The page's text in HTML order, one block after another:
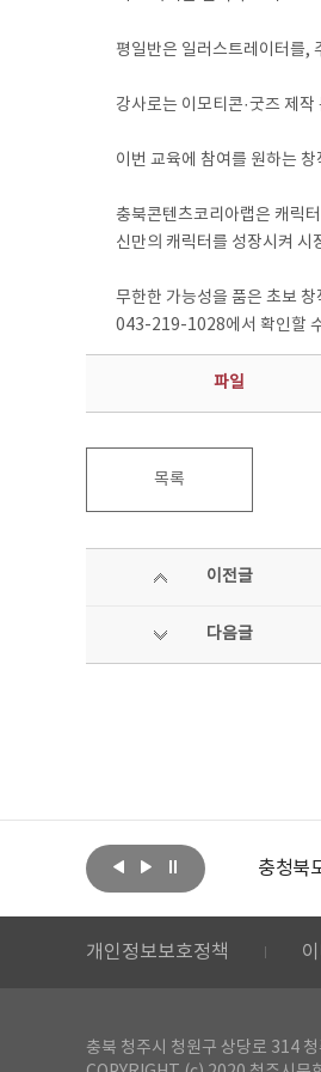
평일반은 일러스트레이터를,
강사로는 이모티콘·굿즈 제작
이번 교육에 참여를 원하는
충북콘텐츠코리아랩은 캐릭
신만의 캐릭터를 성장시켜 시
무한한 가능성을 품은 초보
043-219-1028에서 확인할
파일
목록
이전글
다음글
문화체육관광부 충청북
개인정보보호정책
충북 청주시 청원구 상당로 314